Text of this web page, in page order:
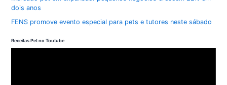
dois anos
FENS promove evento especial para pets e tutores neste sábado
Receitas Pet no Toutube